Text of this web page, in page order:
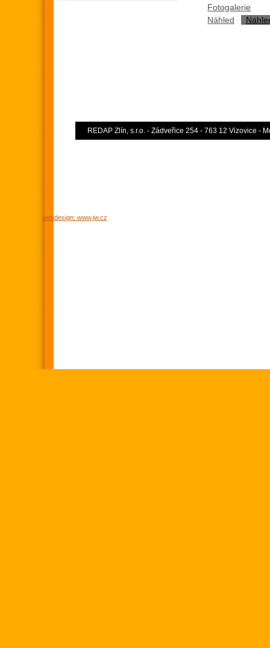
Fotogalerie
Náhled
REDAP Zlín, s.r.o. - Zádveřice 254 - 763 12 Vizovice -
webdesign: www.jw.cz